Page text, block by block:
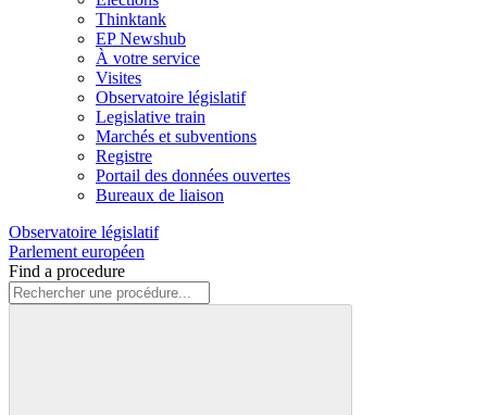
Thinktank
EP Newshub
À votre service
Visites
Observatoire législatif
Legislative train
Marchés et subventions
Registre
Portail des données ouvertes
Bureaux de liaison
Observatoire législatif
Parlement européen
Find a procedure